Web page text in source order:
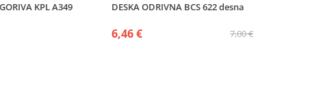
KPL A349
DESKA ODRIVNA BCS 622 desna
7,00 €
6,46 €